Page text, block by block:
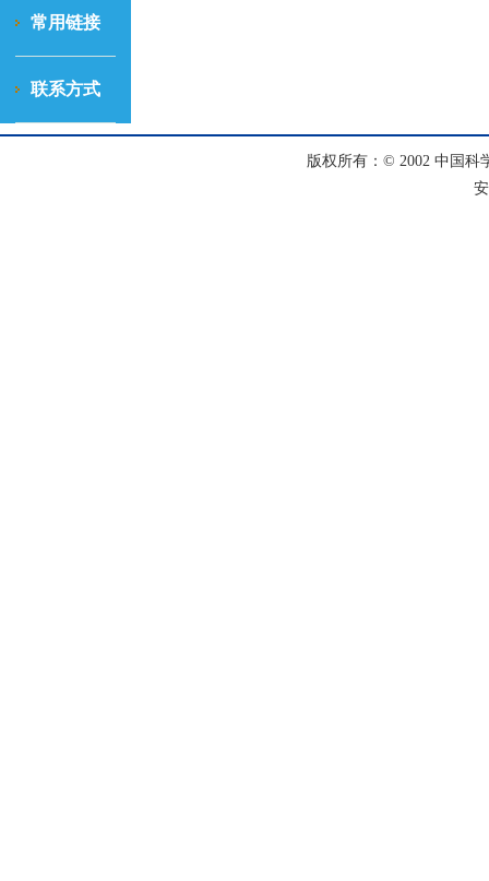
常用链接
联系方式
版权所有：© 2002 中国科